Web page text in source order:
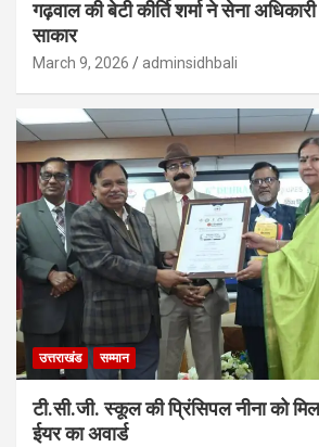
गढ़वाल की बेटी कीर्ति शर्मा ने सेना
साकार
March 9, 2026 adminsidhbali
उत्तराखंड सम्मान
टी.सी.जी. स्कूल की प्रिंसिपल नीना को
ईयर का अवार्ड